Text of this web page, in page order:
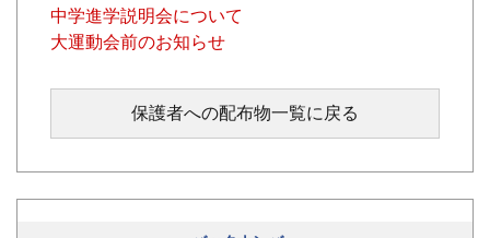
中学進学説明会について
大運動会前のお知らせ
保護者への配布物一覧に戻る